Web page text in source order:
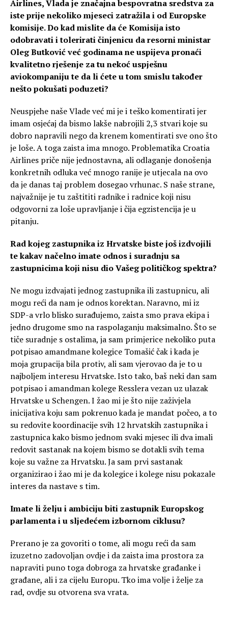
Airlines, Vlada je značajna bespovratna sredstva za
iste prije nekoliko mjeseci zatražila i od Europske
komisije. Do kad mislite da će Komisija isto
odobravati i tolerirati činjenicu da resorni ministar
Oleg Butković već godinama ne uspijeva pronaći
kvalitetno rješenje za tu nekoć uspješnu
aviokompaniju te da li ćete u tom smislu također
nešto pokušati poduzeti?
Neuspjehe naše Vlade već mi je i teško komentirati jer
imam osjećaj da bismo lakše nabrojili 2,3 stvari koje su
dobro napravili nego da krenem komentirati sve ono što
je loše. A toga zaista ima mnogo. Problematika Croatia
Airlines priče nije jednostavna, ali odlaganje donošenja
konkretnih odluka već mnogo ranije je utjecala na ovo
da je danas taj problem dosegao vrhunac. S naše strane,
najvažnije je tu zaštititi radnike i radnice koji nisu
odgovorni za loše upravljanje i čija egzistencija je u
pitanju.
Rad kojeg zastupnika iz Hrvatske biste još izdvojili
te kakav načelno imate odnos i suradnju sa
zastupnicima koji nisu dio Vašeg političkog spektra?
Ne mogu izdvajati jednog zastupnika ili zastupnicu, ali
mogu reći da nam je odnos korektan. Naravno, mi iz
SDP-a vrlo blisko surađujemo, zaista smo prava ekipa i
jedno drugome smo na raspolaganju maksimalno. Što se
tiče suradnje s ostalima, ja sam primjerice nekoliko puta
potpisao amandmane kolegice Tomašić čak i kada je
moja grupacija bila protiv, ali sam vjerovao da je to u
najboljem interesu Hrvatske. Isto tako, baš neki dan sam
potpisao i amandman kolege Resslera vezan uz ulazak
Hrvatske u Schengen. I žao mi je što nije zaživjela
inicijativa koju sam pokrenuo kada je mandat počeo, a to
su redovite koordinacije svih 12 hrvatskih zastupnika i
zastupnica kako bismo jednom svaki mjesec ili dva imali
redovit sastanak na kojem bismo se dotakli svih tema
koje su važne za Hrvatsku. Ja sam prvi sastanak
organizirao i žao mi je da kolegice i kolege nisu pokazale
interes da nastave s tim.
Imate li želju i ambiciju biti zastupnik Europskog
parlamenta i u sljedećem izbornom ciklusu?
Prerano je za govoriti o tome, ali mogu reći da sam
izuzetno zadovoljan ovdje i da zaista ima prostora za
napraviti puno toga dobroga za hrvatske građanke i
građane, ali i za cijelu Europu. Tko ima volje i želje za
rad, ovdje su otvorena sva vrata.